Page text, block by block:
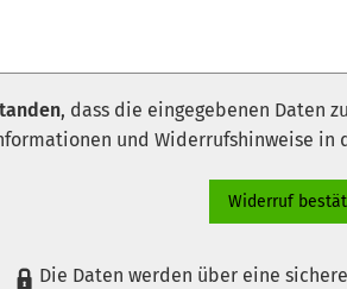
, dass die eingegebenen Daten
und Widerrufshinweise in
Widerruf
Die Daten werden über eine